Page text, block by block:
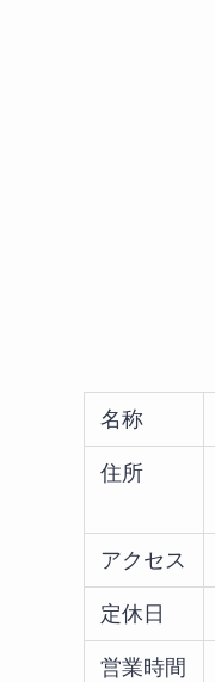
名称
住所
アクセス
定休日
営業時間